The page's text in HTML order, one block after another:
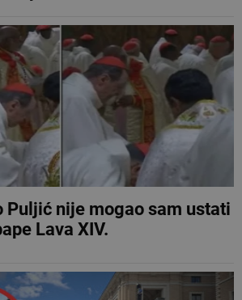
Puljić nije mogao sam ustati
Lava XIV.